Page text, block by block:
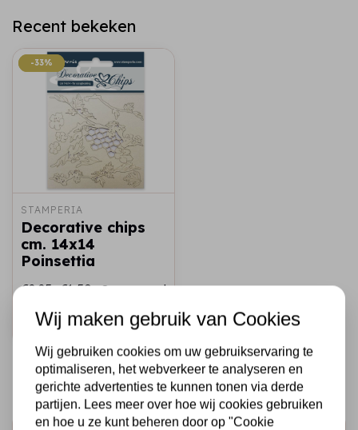
Recent bekeken
-33%
-33%
STAMPERIA
Decorative chips
cm. 14x14
Poinsettia
€2,25 €1,50 Op voorraad
Snel toevoegen
Wij maken gebruik van Cookies
Wij gebruiken cookies om uw gebruikservaring te
optimaliseren, het webverkeer te analyseren en
gerichte advertenties te kunnen tonen via derde
partijen. Lees meer over hoe wij cookies gebruiken
en hoe u ze kunt beheren door op "Cookie